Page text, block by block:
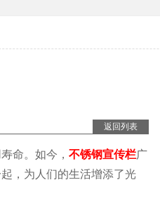
返回列表
命。如今， 不锈钢宣传栏广
，为人们的生活增添了光